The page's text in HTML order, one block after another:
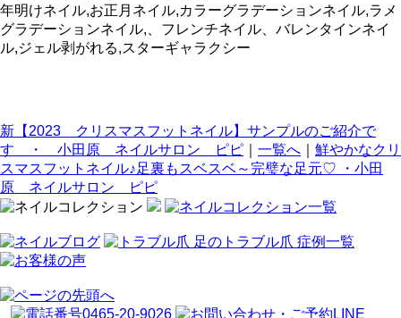
年明けネイル,お正月ネイル,カラーグラデーションネイル,ラメ
グラデーションネイル,、フレンチネイル、バレンタインネイ
ル,ジェル剥がれる,スターギャラクシー
新【2023 クリスマスフットネイル】サンプルのご紹介で
す ・ 小田原 ネイルサロン ピピ
一覧へ
鮮やかなクリ
スマスフットネイル♪足裏もスベスベ～完璧な足元♡ ・小田
原 ネイルサロン ピピ